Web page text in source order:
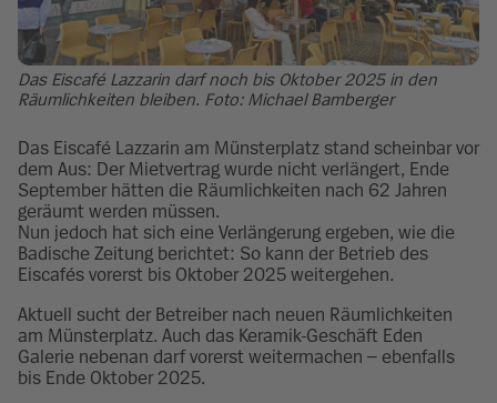
Das Eiscafé Lazzarin darf noch bis Oktober 2025 in den
Räumlichkeiten bleiben. Foto: Michael Bamberger
Das Eiscafé Lazzarin am Münsterplatz stand scheinbar vor
dem Aus: Der Mietvertrag wurde nicht verlängert, Ende
September hätten die Räumlichkeiten nach 62 Jahren
geräumt werden müssen.
Nun jedoch hat sich eine Verlängerung ergeben, wie die
Badische Zeitung berichtet: So kann der Betrieb des
Eiscafés vorerst bis Oktober 2025 weitergehen.
Aktuell sucht der Betreiber nach neuen Räumlichkeiten
am Münsterplatz. Auch das Keramik-Geschäft Eden
Galerie nebenan darf vorerst weitermachen – ebenfalls
bis Ende Oktober 2025.